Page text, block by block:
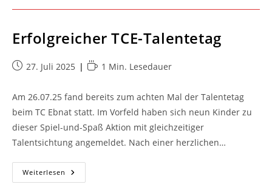
Erfolgreicher TCE-Talentetag
Beitrag27. Juli 2025 Lesedauer:
1 Min. Lesedauer
Am 26.07.25 fand bereits zum achten Mal der Talentetag
beim TC Ebnat statt. Im Vorfeld haben sich neun Kinder zu
dieser Spiel-und-Spaß Aktion mit gleichzeitiger
Talentsichtung angemeldet. Nach einer herzlichen…
Weiterlesen Erfolgreicher
TCE-